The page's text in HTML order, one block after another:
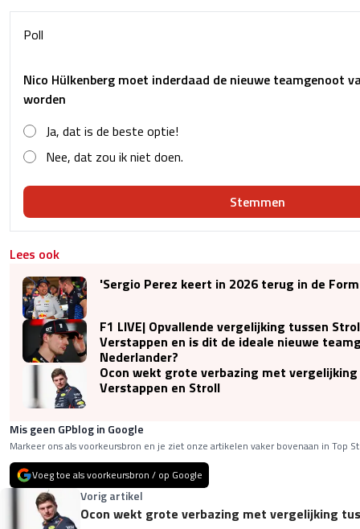
Poll
Nico Hülkenberg moet inderdaad de nieuwe teamgenoot
worden
Ja, dat is de beste optie!
Nee, dat zou ik niet doen.
Stemmen
Lees ook
'Sergio Perez keert in 2026 terug in de
F1 LIVE| Opvallende vergelijking tussen
Verstappen en is dit de ideale nieuwe
Nederlander?
Ocon wekt grote verbazing met
Verstappen en Stroll
Mis geen GPblog in Google
Markeer ons als voorkeursbron en je ziet onze artikelen vaker bovenaan in Top
Voeg toe als voorkeursbron / op Google
Vorig artikel
Ocon wekt grote verbazing met vergelijking